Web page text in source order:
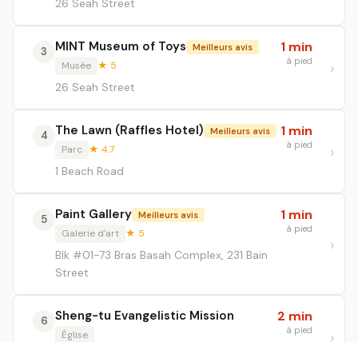
26 Seah Street
3 MINT Museum of Toys Meilleurs avis
Musée ★ 5
26 Seah Street
1 min
à pied
4 The Lawn (Raffles Hotel) Meilleurs avis
Parc ★ 4.7
1 Beach Road
1 min
à pied
5 Paint Gallery Meilleurs avis
Galerie d'art ★ 5
Blk #01-73 Bras Basah Complex, 231 Bain
Street
1 min
à pied
6 Sheng-tu Evangelistic Mission
Église
2 min
à pied